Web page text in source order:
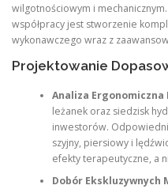
wilgotnościowym i
współpracy jest stworzenie
wykonawczego wraz z
Projektowanie
Analiza Ergonomiczna
leżanek oraz siedzisk
inwestorów.
szyjny, piersiowy i
efekty terapeutyczne, a
Dobór Ekskluzywnych